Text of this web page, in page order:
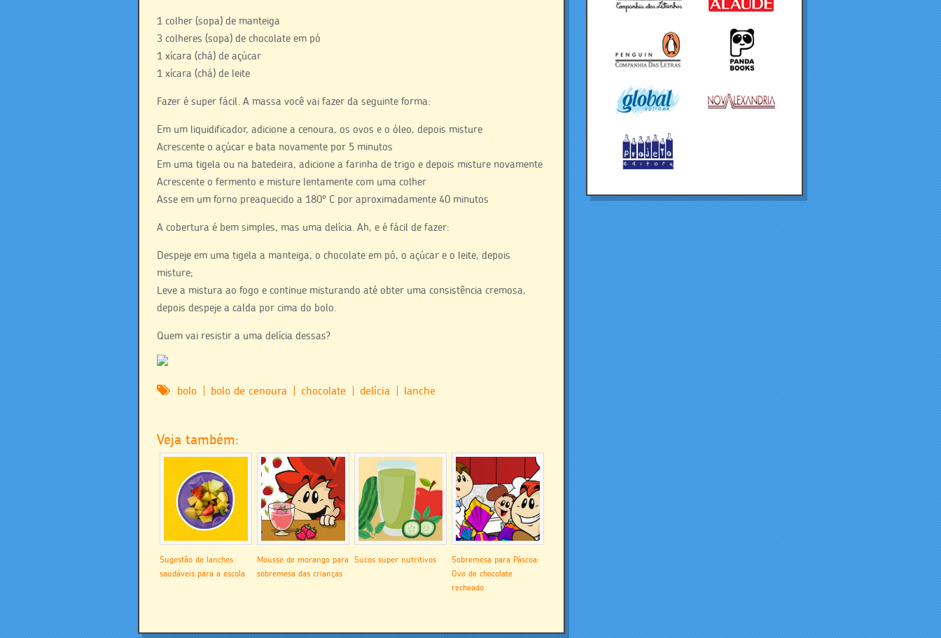
1 colher (sopa) de manteiga
3 colheres (sopa) de chocolate em pó
1 xícara (chá) de açúcar
1 xícara (chá) de leite
Fazer é super fácil. A massa você vai fazer da seguinte forma:
Em um liquidificador, adicione a cenoura, os ovos e o óleo, depois misture
Acrescente o açúcar e bata novamente por 5 minutos
Em uma tigela ou na batedeira, adicione a farinha de trigo e depois misture novamente
Acrescente o fermento e misture lentamente com uma colher
Asse em um forno preaquecido a 180° C por aproximadamente 40 minutos
A cobertura é bem simples, mas uma delícia. Ah, e é fácil de fazer:
Despeje em uma tigela a manteiga, o chocolate em pó, o açúcar e o leite, depois
misture;
Leve a mistura ao fogo e continue misturando até obter uma consistência cremosa,
depois despeje a calda por cima do bolo.
Quem vai resistir a uma delícia dessas?
bolo bolo de cenoura chocolate delícia lanche
Veja também:
Sugestão de lanches
saudáveis para a escola
Mousse de morango para
sobremesa das crianças
Sucos super nutritivos
Sobremesa para Páscoa:
Ovo de chocolate
recheado